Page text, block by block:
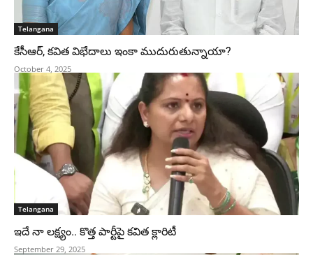
Telangana
కేసీఆర్, కవిత విభేదాలు ఇంకా ముదురుతున్నాయా?
October 4, 2025
Telangana
ఇదే నా లక్ష్యం.. కొత్త పార్టీపై కవిత క్లారిటీ
September 29, 2025